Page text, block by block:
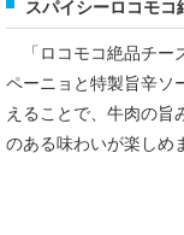
スパイシーロコモ
「ロコモコ絶品チー
ペーニョと特製旨辛ソ
えることで、牛肉の旨
のある味わいが楽しめ